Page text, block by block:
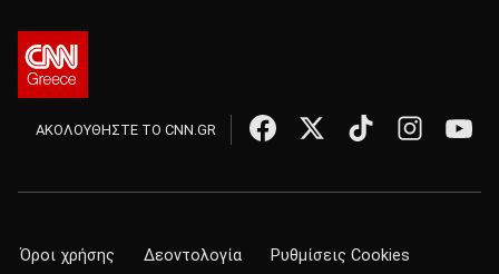
ΑΚΟΛΟΥΘΗΣΤΕ ΤΟ CNN.GR
Όροι χρήσης Δεοντολογία Ρυθμίσεις Cookies